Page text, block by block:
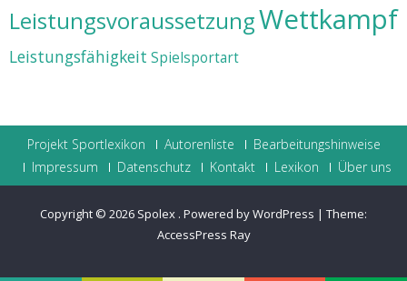
LeistungsvoraussetzungWettkampf
Leistungsfähigkeit Spielsportart
Projekt Sportlexikon Autorenliste
Bearbeitungshinweise
Impressum
Datenschutz Kontakt Lexikon Über uns
Copyright © 2026 Spolex . Powered by WordPress | Theme:
AccessPress Ray